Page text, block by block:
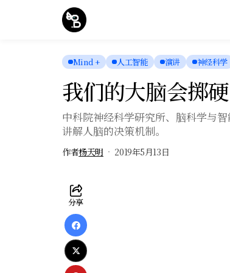
Mind + 人工智能 演讲 神经科学
我们的大脑会掷
中科院神经科学研究所、脑科学与
讲解人脑的决策机制。
作者杨天明 2019年5月13日
分享